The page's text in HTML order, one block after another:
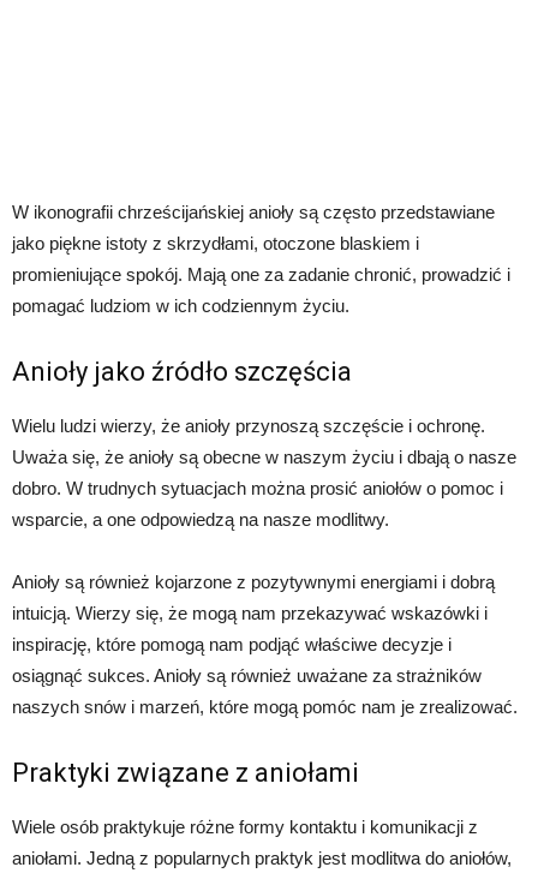
W ikonografii chrześcijańskiej anioły są często przedstawiane
jako piękne istoty z skrzydłami, otoczone blaskiem i
promieniujące spokój. Mają one za zadanie chronić, prowadzić i
pomagać ludziom w ich codziennym życiu.
Anioły jako źródło szczęścia
Wielu ludzi wierzy, że anioły przynoszą szczęście i ochronę.
Uważa się, że anioły są obecne w naszym życiu i dbają o nasze
dobro. W trudnych sytuacjach można prosić aniołów o pomoc i
wsparcie, a one odpowiedzą na nasze modlitwy.
Anioły są również kojarzone z pozytywnymi energiami i dobrą
intuicją. Wierzy się, że mogą nam przekazywać wskazówki i
inspirację, które pomogą nam podjąć właściwe decyzje i
osiągnąć sukces. Anioły są również uważane za strażników
naszych snów i marzeń, które mogą pomóc nam je zrealizować.
Praktyki związane z aniołami
Wiele osób praktykuje różne formy kontaktu i komunikacji z
aniołami. Jedną z popularnych praktyk jest modlitwa do aniołów,